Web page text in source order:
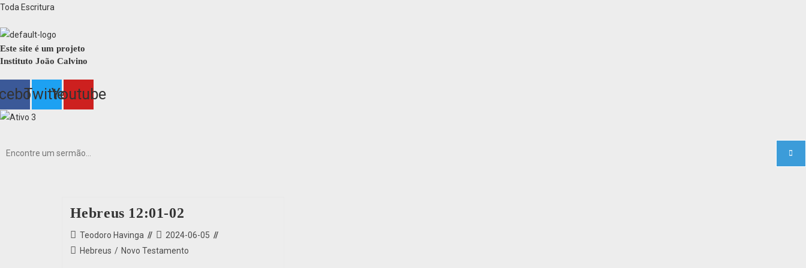
Ir
o
conteúdo
Toda Escritura
Este site é um projeto
Instituto João Calvino
TwitterYoutube
Hebreus 12:01-02
Autor
do
Teodoro Havinga
Post
publicado:
2024-06-05
Categoria
Hebreus / Novo Testamento